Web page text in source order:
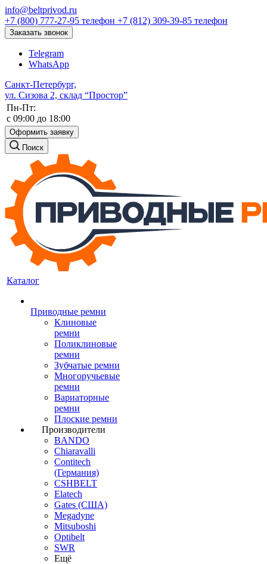
info@beltprivod.ru
+7 (800) 777-27-95 телефон +7 (812) 309-39-85 телефон
Заказать звонок
Telegram
WhatsApp
Санкт-Петербург,
ул. Сизова 2, склад “Простор”
Пн-Пт:
c 09:00 до 18:00
Оформить заявку
Поиск
Каталог
Приводные ремни
Клиновые
ремни
Поликлиновые
ремни
Зубчатые ремни
Многоручьевые
ремни
Вариаторные
ремни
Плоские ремни
Производители
BANDO
Chiaravalli
Contitech
(Германия)
CSHBELT
Elatech
Gates (США)
Megadyne
Mitsuboshi
Optibelt
SWR
Ещё